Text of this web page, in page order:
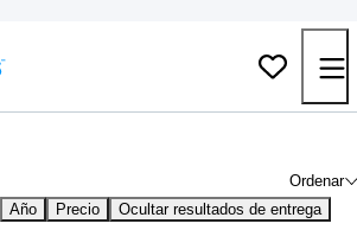
Ordenar
Año Precio Ocultar resultados de entrega